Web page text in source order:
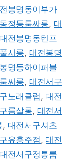
봉명동이부가
정통룸싸롱, 대
대전봉명동텐프
사롱, 대전봉명
명동하이퍼블
싸롱, 대전서구
노래클럽 , 대전
룸살롱, 대전서
, 대전서구셔츠
유흥주점 , 대전
대전서구정통룸